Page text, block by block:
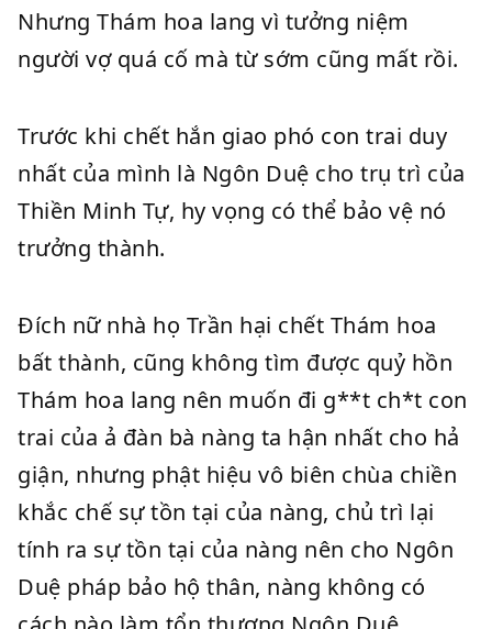
Nhưng Thám hoa lang vì tưởng niệm
người vợ quá cố mà từ sớm cũng mất rồi.
Trước khi chết hắn giao phó con trai duy
nhất của mình là Ngôn Duệ cho trụ trì của
Thiền Minh Tự, hy vọng có thể bảo vệ nó
trưởng thành.
Đích nữ nhà họ Trần hại chết Thám hoa
bất thành, cũng không tìm được quỷ hồn
Thám hoa lang nên muốn đi g**t ch*t con
trai của ả đàn bà nàng ta hận nhất cho hả
giận, nhưng phật hiệu vô biên chùa chiền
khắc chế sự tồn tại của nàng, chủ trì lại
tính ra sự tồn tại của nàng nên cho Ngôn
Duệ pháp bảo hộ thân, nàng không có